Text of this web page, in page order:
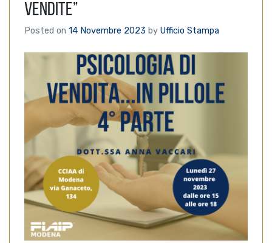
vendite”
Posted on 14 Novembre 2023 by Ufficio Stampa